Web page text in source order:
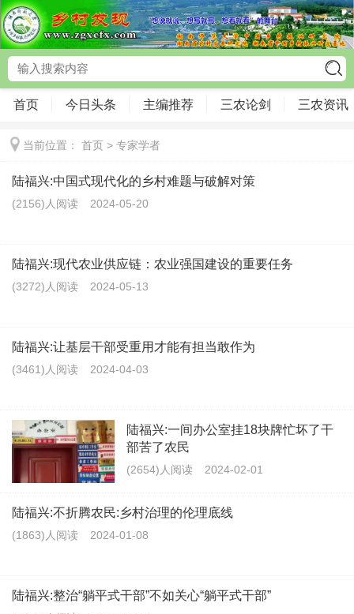
首页 今日头条 主编推荐 三农论剑 三农资讯
当前位置： 首页 > 专家学者
陆福兴:中国式现代化的乡村难题与破解对策
(2156)人阅读 2024-05-20
陆福兴:现代农业供应链：农业强国建设的重要任务
(3272)人阅读 2024-05-13
陆福兴:让基层干部受重用才能有担当敢作为
(3461)人阅读 2024-04-03
陆福兴:一间办公室挂18块牌忙坏了干
部苦了农民
(2654)人阅读 2024-02-01
陆福兴:不折腾农民:乡村治理的伦理底线
(1863)人阅读 2024-01-08
陆福兴:整治“躺平式干部”不如关心“躺平式干部”